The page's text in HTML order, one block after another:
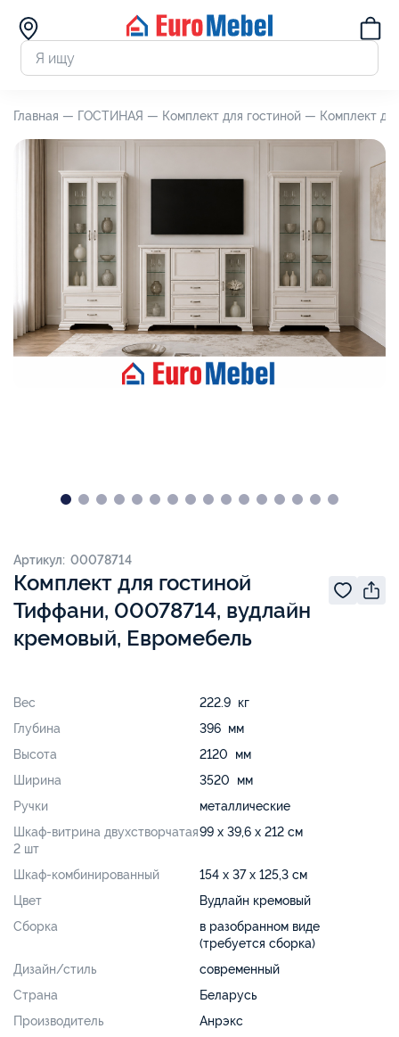
Главная — ГОСТИНАЯ — Комплект для гостиной — Комплект
Комплект для гостиной
Тиффани, 00078714, вудлайн
кремовый, Евромебель
Артикул: 00078714
Вес
222.9 кг
Глубина
396 мм
Высота
2120 мм
Ширина
3520 мм
Ручки
металлические
Шкаф-витрина двухстворчатая
2 шт
99 х 39,6 х 212 см
Шкаф-комбинированный
154 х 37 х 125,3 см
Цвет
Вудлайн кремовый
Сборка
в разобранном виде
(требуется сборка)
Дизайн/стиль
современный
Страна
Беларусь
Производитель
Анрэкс